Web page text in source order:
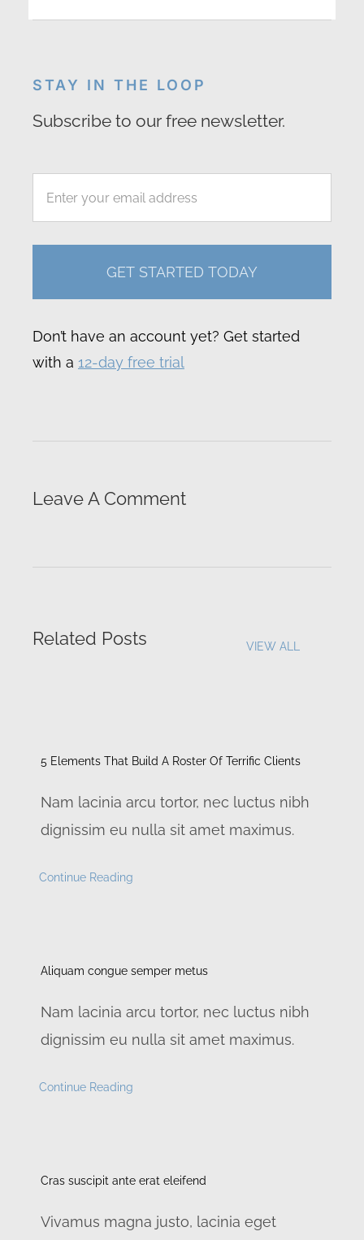
STAY IN THE LOOP
Subscribe to our free newsletter.
GET STARTED TODAY
Don’t have an account yet? Get started
with a 12-day free trial
Leave A Comment
Related Posts VIEW ALL
5 Elements That Build A Roster Of Terrific Clients
Nam lacinia arcu tortor, nec luctus nibh
dignissim eu nulla sit amet maximus.
Continue Reading
Aliquam congue semper metus
Nam lacinia arcu tortor, nec luctus nibh
dignissim eu nulla sit amet maximus.
Continue Reading
Cras suscipit ante erat eleifend
Vivamus magna justo, lacinia eget